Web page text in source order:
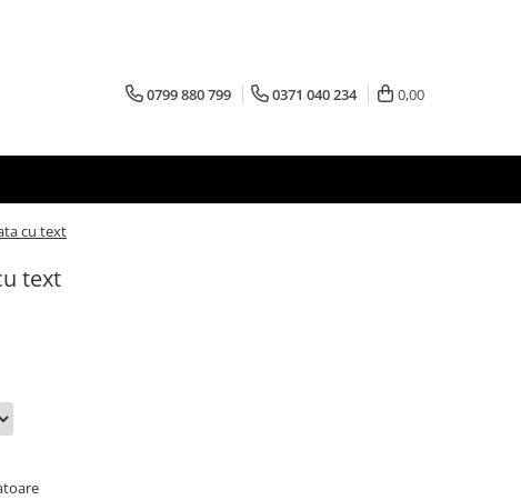
0799 880 799 0371 040 234 0,00
cu text
text